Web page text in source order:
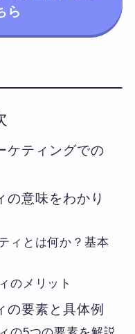
ら
ケティングでの
の意味をわかり
ィとは何か？基本
のメリット
の要素と具体例